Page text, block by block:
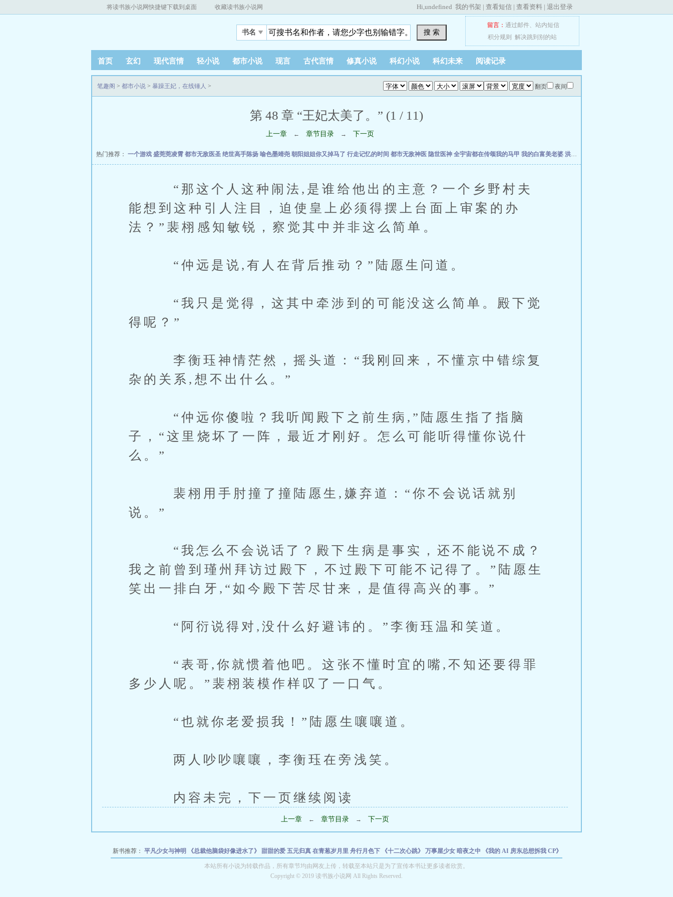
将读书族小说网快捷键下载到桌面 收藏读书族小说网 Hi,undefined 我的书架 | 查看短信 | 查看资料 | 退出登录
书名 搜 索
留言： 通过邮件、 站内短信
积分规则
解决跳到别的站
首页 玄幻 现代言情 轻小说 都市小说 现言 古代言情 修真小说 科幻小说 科幻未来 阅读记录
翻页 夜间
笔趣阁 > 都市小说 > 暴躁王妃，在线锤人 >
第 48 章 “王妃太美了。” (1 / 11)
上一章 ← 章节目录 → 下一页
热门推荐： 一个游戏 盛莞莞凌霄 都市无敌医圣 绝世高手陈扬 喻色墨靖尧朝阳姐姐你又掉马了 行走记忆的时间 都市无敌神医 隐世医神 全宇宙都在传颂我的马甲 我的白富美老婆 洪荒之永恒天帝
“那这个人这种闹法,是谁给他出的主意？一个乡野村夫
能想到这种引人注目，迫使皇上必须得摆上台面上审案的办
法？”裴栩感知敏锐，察觉其中并非这么简单。
“仲远是说,有人在背后推动？”陆愿生问道。
“我只是觉得，这其中牵涉到的可能没这么简单。殿下觉
得呢？”
李衡珏神情茫然，摇头道：“我刚回来，不懂京中错综复
杂的关系,想不出什么。”
“仲远你傻啦？我听闻殿下之前生病,”陆愿生指了指脑
子，“这里烧坏了一阵，最近才刚好。怎么可能听得懂你说什
么。”
裴栩用手肘撞了撞陆愿生,嫌弃道：“你不会说话就别
说。”
“我怎么不会说话了？殿下生病是事实，还不能说不成？
我之前曾到瑾州拜访过殿下，不过殿下可能不记得了。”陆愿生
笑出一排白牙,“如今殿下苦尽甘来，是值得高兴的事。”
“阿衍说得对,没什么好避讳的。”李衡珏温和笑道。
“表哥,你就惯着他吧。这张不懂时宜的嘴,不知还要得罪
多少人呢。”裴栩装模作样叹了一口气。
“也就你老爱损我！”陆愿生嚷嚷道。
两人吵吵嚷嚷，李衡珏在旁浅笑。
内容未完，下一页继续阅读
上一章 ← 章节目录 → 下一页
新书推荐： 平凡少女与神明 《总裁他脑袋好像进水了》 甜甜的爱 五元归真 在青葱岁月里 舟行月色下 《十二次心跳》 万事屋少女 暗夜之中
《我的 AI 房东总想拆我 CP》
72小时:猎杀倒计时
星糖微光爱唯有你 重生之厨道巅峰《这场恋爱，演算法算不出来》
本站所有小说为转载作品，所有章节均由网友上传，转载至本站只是为了宣传本书让更多读者欣赏。
Copyright © 2019 读书族小说网 All Rights Reserved.